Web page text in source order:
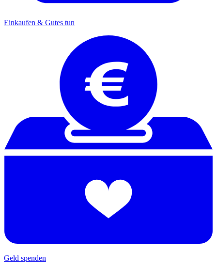
Einkaufen & Gutes tun
Geld spenden